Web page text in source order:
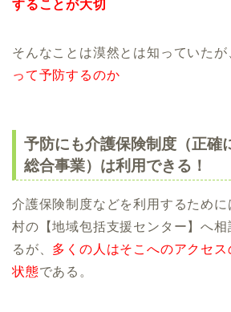
することが大切
そんなことは漠然とは知っていたが
って予防するのか
予防にも介護保険制度（正確
総合事業）は利用できる！
介護保険制度などを利用するため
村の【地域包括支援センター】へ
るが、 多くの人はそこへのアクセ
状態である。